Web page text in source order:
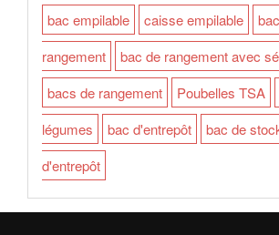
bac empilable
caisse empilable
rangement
bac de rangement avec
bacs de rangement
Poubelles TSA
légumes
bac d'entrepôt
bac de
d'entrepôt